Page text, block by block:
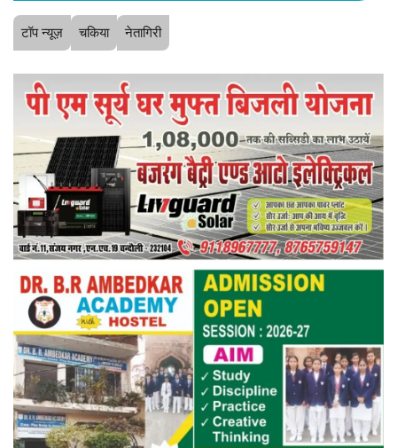
टॉप न्यूज़ चकिया नेतागिरी